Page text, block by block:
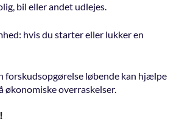
bil eller andet udlejes.
hvis du starter eller lukker en
forskudsopgørelse løbende kan hjælpe
økonomiske overraskelser.